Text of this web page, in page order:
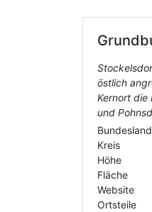
östlich
Kernort die
und
Bundesland
Kreis
Höhe
Fläche
Website
Ortsteile